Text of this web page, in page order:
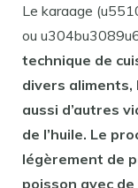
Le karaage
ou
technique de
divers aliments,
aussi d’autres
de l’huile. Le
légèrement de
poisson avec